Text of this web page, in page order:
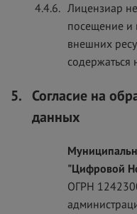
4.4.6. Лицензиар не
посещение и
внешних
содержаться
5.
Согласие на
данных
"Цифровой
ОГРН